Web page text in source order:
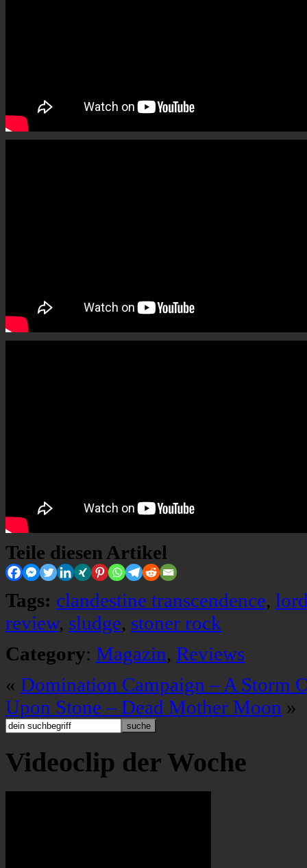
Teile diesen Artikel
Tags: clandestine transcendence,
review, sludge, stoner rock
Category: Magazin, Reviews
« Domination Campaign – A Storm
Upon Stone – Dead Mother Moon »
Videoclip der Woche